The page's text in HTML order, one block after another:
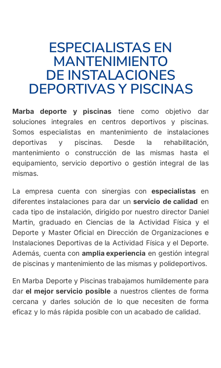
ESPECIALISTAS EN
MANTENIMIENTO
DE INSTALACIONES
DEPORTIVAS Y PISCINAS
Marba deporte y piscinas tiene como objetivo dar
soluciones integrales en centros deportivos y piscinas.
Somos especialistas en mantenimiento de instalaciones
deportivas y piscinas. Desde la rehabilitación,
mantenimiento o construcción de las mismas hasta el
equipamiento, servicio deportivo o gestión integral de las
mismas.
La empresa cuenta con sinergias con especialistas en
diferentes instalaciones para dar un servicio de calidad en
cada tipo de instalación, dirigido por nuestro director Daniel
Martín, graduado en Ciencias de la Actividad Física y el
Deporte y Master Oficial en Dirección de Organizaciones e
Instalaciones Deportivas de la Actividad Física y el Deporte.
Además, cuenta con amplia experiencia en gestión integral
de piscinas y mantenimiento de las mismas y polideportivos.
En Marba Deporte y Piscinas trabajamos humildemente para
dar el mejor servicio posible a nuestros clientes de forma
cercana y darles solución de lo que necesiten de forma
eficaz y lo más rápida posible con un acabado de calidad.